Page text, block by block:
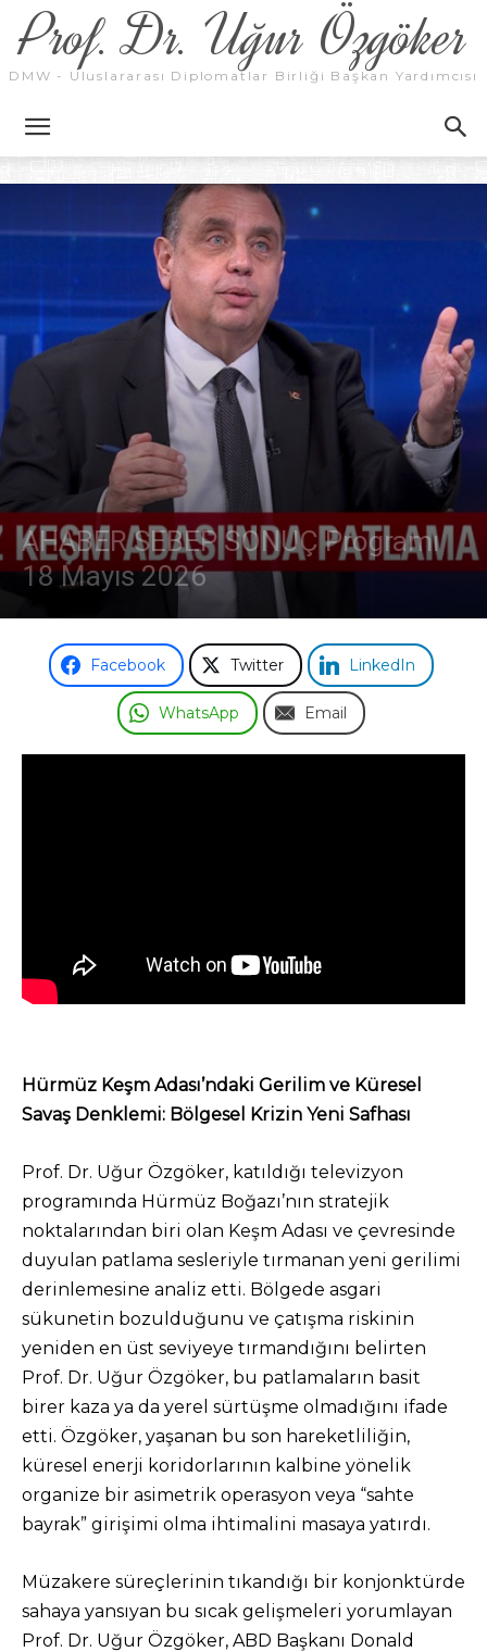
Prof. Dr. Uğur Özgöker
DMW - Uluslararası Diplomatlar Birliği Başkan Yardımcısı
AHABER SEBEP SONUÇ Programı
18 Mayıs 2026
Facebook Twitter LinkedIn
WhatsApp Email
Hürmüz Keşm Adası’ndaki Gerilim ve Küresel
Savaş Denklemi: Bölgesel Krizin Yeni Safhası
Prof. Dr. Uğur Özgöker, katıldığı televizyon
programında Hürmüz Boğazı’nın stratejik
noktalarından biri olan Keşm Adası ve çevresinde
duyulan patlama sesleriyle tırmanan yeni gerilimi
derinlemesine analiz etti. Bölgede asgari
sükunetin bozulduğunu ve çatışma riskinin
yeniden en üst seviyeye tırmandığını belirten
Prof. Dr. Uğur Özgöker, bu patlamaların basit
birer kaza ya da yerel sürtüşme olmadığını ifade
etti. Özgöker, yaşanan bu son hareketliliğin,
küresel enerji koridorlarının kalbine yönelik
organize bir asimetrik operasyon veya “sahte
bayrak” girişimi olma ihtimalini masaya yatırdı.
Müzakere süreçlerinin tıkandığı bir konjonktürde
sahaya yansıyan bu sıcak gelişmeleri yorumlayan
Prof. Dr. Uğur Özgöker, ABD Başkanı Donald